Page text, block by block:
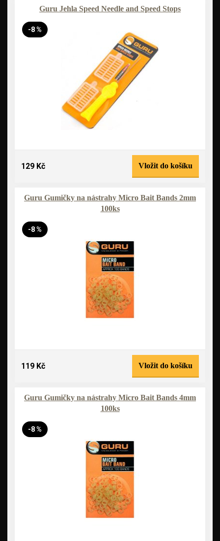
Guru Jehla Speed Needle and Speed Stops
-8 %
129 Kč Vložit do košíku
Guru Gumičky na nástrahy Micro Bait Bands 2mm
100ks
-8 %
119 Kč Vložit do košíku
Guru Gumičky na nástrahy Micro Bait Bands 4mm
100ks
-8 %